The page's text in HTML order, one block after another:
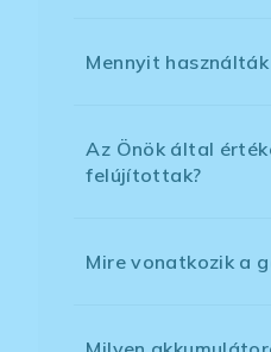
Mennyit
Az Önök által
felújítottak?
Mire vonatkozik a